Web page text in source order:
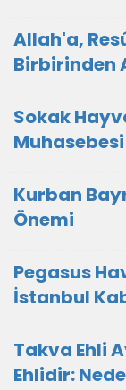
Allah'a,
Birbirinden
Sokak
Muhasebesi
Kurban
Önemi
Pegasus
İstanbul
Takva Ehli
Ehlidir: